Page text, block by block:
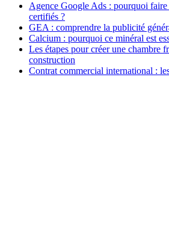
Agence Google Ads : pourquoi faire
certifiés ?
GEA : comprendre la publicité
Calcium : pourquoi ce minéral est
Les étapes pour créer une chambre
construction
Contrat commercial international :